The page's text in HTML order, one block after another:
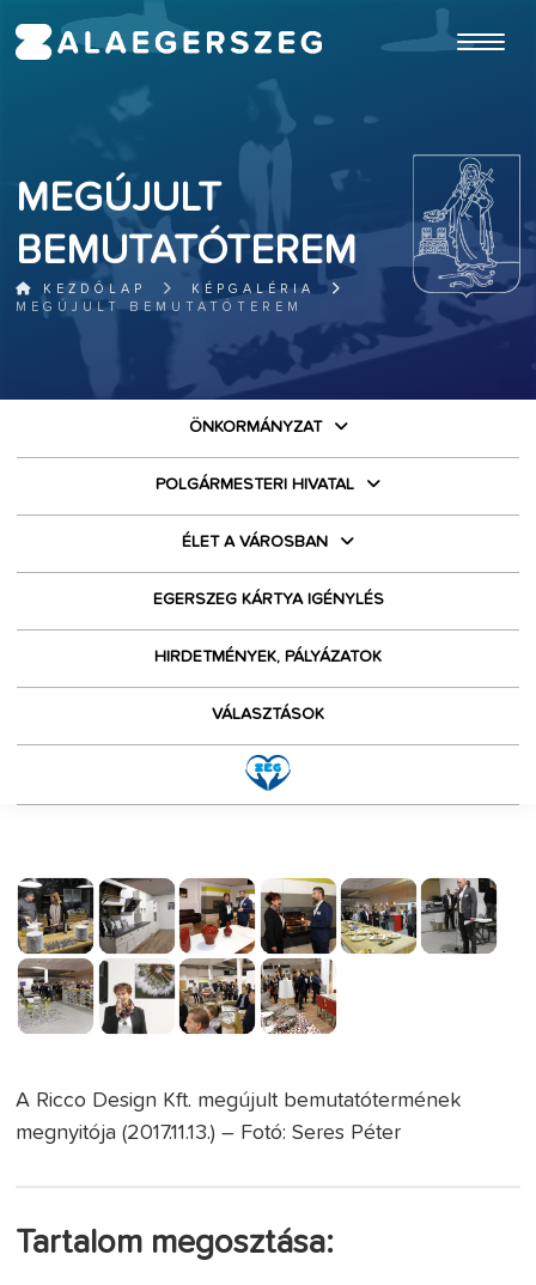
ugrás a fő tartalomhoz
MEGÚJULT
BEMUTATÓTEREM
KEZDŐLAP
KÉPGALÉRIA
MEGÚJULT BEMUTATÓTEREM
ÖNKORMÁNYZAT
POLGÁRMESTERI HIVATAL
ÉLET A VÁROSBAN
EGERSZEG KÁRTYA IGÉNYLÉS
HIRDETMÉNYEK, PÁLYÁZATOK
VÁLASZTÁSOK
A Ricco Design Kft. megújult bemutatótermének
megnyitója (2017.11.13.) – Fotó: Seres Péter
Tartalom megosztása: